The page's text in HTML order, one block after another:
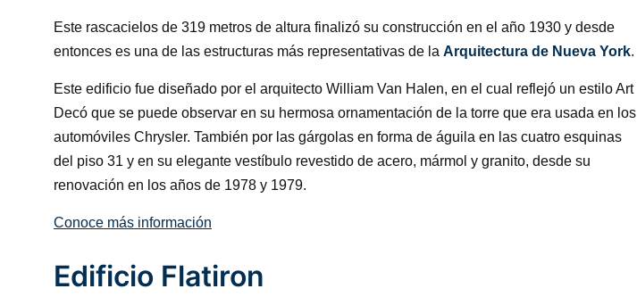
Este rascacielos de 319 metros de altura finalizó su construcción en el año 1930 y desde
entonces es una de las estructuras más representativas de la Arquitectura de Nueva York.
Este edificio fue diseñado por el arquitecto William Van Halen, en el cual reflejó un estilo Art
Decó que se puede observar en su hermosa ornamentación de la torre que era usada en los
automóviles Chrysler. También por las gárgolas en forma de águila en las cuatro esquinas
del piso 31 y en su elegante vestíbulo revestido de acero, mármol y granito, desde su
renovación en los años de 1978 y 1979.
Conoce más información
Edificio Flatiron